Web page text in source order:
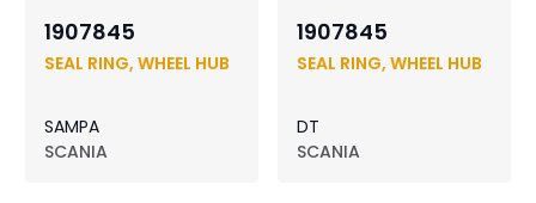
1907845
SEAL RING, WHEEL HUB
SAMPA
SCANIA
1907845
SEAL RING, WHEEL HUB
DT
SCANIA